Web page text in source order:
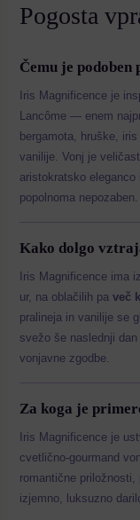
Pogosta
Čemu je
Iris Magnificence je
Lancôme — enem
bergamota, hruške,
vanilije. Vonj je
aristokratsko
popolnoma nepozaben.
Kako dolgo
Iris Magnificence ima
ur, na oblačilih paveč
pralineja in vanilije se
svežo še naslednji
vonjavne zgodbe.
Za koga je
Iris Magnificence je
cvetlično-gourmand
romantične
izjemno, luksuzno